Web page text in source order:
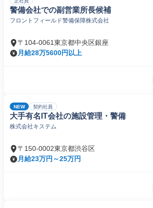
警備会社での副営業所⻑候補
フロントフィールド警備保障株式会社
〒104-0061東京都中央区銀座
月給28万5600円以上
NEW 契約社員
大手有名IT会社の施設管理・警備
株式会社キステム
〒150-0002東京都渋谷区
月給23万円～25万円